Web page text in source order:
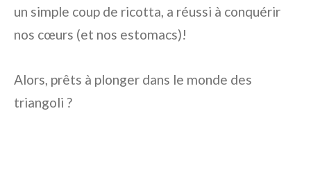
un simple coup de ricotta, a réussi à conquérir
nos cœurs (et nos estomacs)!
Alors, prêts à plonger dans le monde des
triangoli ?